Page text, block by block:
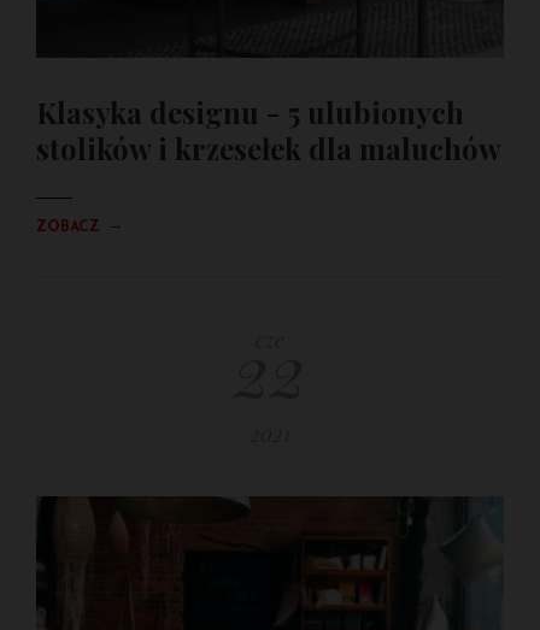
Klasyka designu - 5 ulubionych
stolików i krzesełek dla maluchów
ZOBACZ →